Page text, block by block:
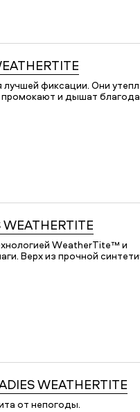
фиксации. Они
и дышат
WeatherTite™ и
Верх из прочной
WEATHERTITE
от непогоды.